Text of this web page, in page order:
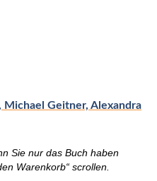
Geitner, Alexandra
Sie nur das Buch haben
Warenkorb“ scrollen.